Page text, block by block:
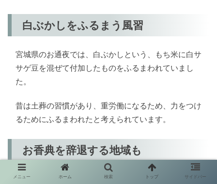
白ぶかしをふるまう風習
宮城県のお通夜では、白ぶかしという、もち米に白サ
サゲ豆を混ぜて付加したものをふるまわれていまし
た。
昔は土葬の習慣があり、重労働になるため、力をつけ
るためにふるまわれたと考えられています。
お香典を辞退する地域も
白石市では葬儀の際にお香典を受け取らないという風
メニュー ホーム 検索 トップ サイドバー